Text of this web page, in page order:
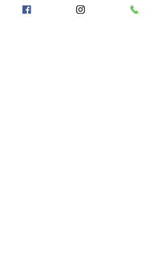
Moc děkuji za záznam. Účast na live vysílání mi
bohužel nevyšla. S kruhem ještě moc neumím a